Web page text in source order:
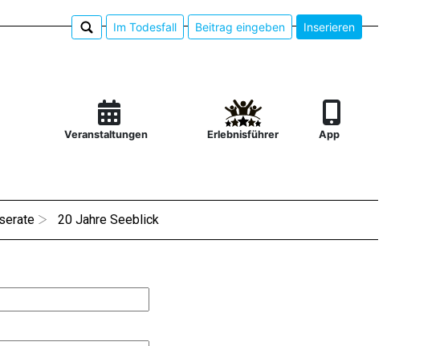
Im Todesfall Beitrag eingeben Inserieren
Veranstaltungen Erlebnisführer App
20 Jahre Seeblick